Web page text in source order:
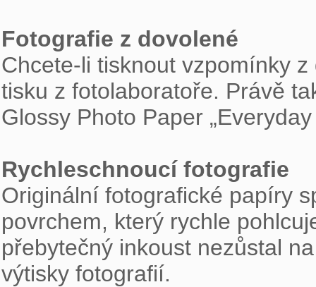
Fotografie z dovolené
Chcete-li tisknout vzpomínky
tisku z fotolaboratoře. Právě
Glossy Photo Paper „Everyday
Rychleschnoucí fotografie
Originální fotografické papíry
povrchem, který rychle
přebytečný inkoust nezůstal
výtisky fotografií.